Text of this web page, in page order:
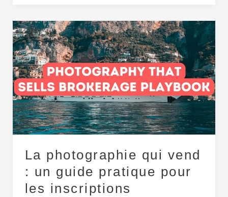
La photographie qui vend
: un guide pratique pour
les inscriptions
La
photographie
qui
vend
:
un
guide
pratique
pour
inscriptions